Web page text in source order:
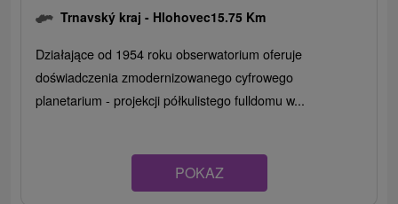
Trnavský kraj - Hlohovec15.75 Km
Działające od 1954 roku obserwatorium oferuje
doświadczenia zmodernizowanego cyfrowego
planetarium - projekcji półkulistego fulldomu w...
POKAZ